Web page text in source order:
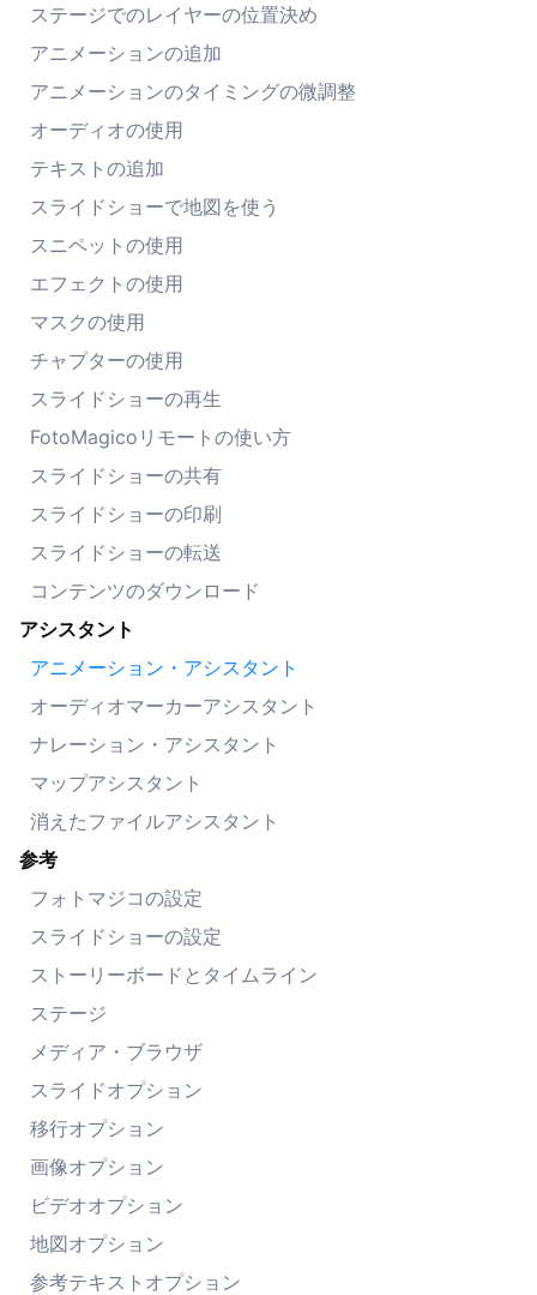
ステージでのレイヤーの位置決め
アニメーションの追加
アニメーションのタイミングの微調整
オーディオの使用
テキストの追加
スライドショーで地図を使う
スニペットの使用
エフェクトの使用
マスクの使用
チャプターの使用
スライドショーの再生
FotoMagicoリモートの使い方
スライドショーの共有
スライドショーの印刷
スライドショーの転送
コンテンツのダウンロード
アシスタント
アニメーション・アシスタント
オーディオマーカーアシスタント
ナレーション・アシスタント
マップアシスタント
消えたファイルアシスタント
参考
フォトマジコの設定
スライドショーの設定
ストーリーボードとタイムライン
ステージ
メディア・ブラウザ
スライドオプション
移行オプション
画像オプション
ビデオオプション
地図オプション
参考テキストオプション